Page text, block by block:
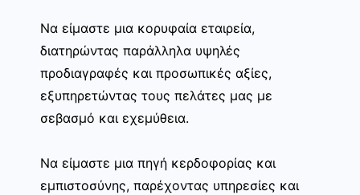
Να είμαστε μια κορυφαία εταιρεία,
διατηρώντας παράλληλα υψηλές
προδιαγραφές και προσωπικές αξίες,
εξυπηρετώντας τους πελάτες μας με
σεβασμό και εχεμύθεια.
Να είμαστε μια πηγή κερδοφορίας και
εμπιστοσύνης, παρέχοντας υπηρεσίες και